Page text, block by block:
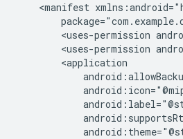
<manifest
<uses-permission
<uses-permission
        <application